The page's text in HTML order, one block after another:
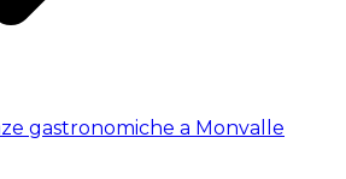
gastronomiche a Monvalle